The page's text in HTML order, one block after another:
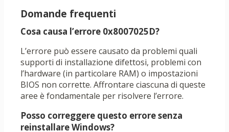
Domande frequenti
Cosa causa l’errore 0x8007025D?
L’errore può essere causato da problemi quali
supporti di installazione difettosi, problemi con
l’hardware (in particolare RAM) o impostazioni
BIOS non corrette. Affrontare ciascuna di queste
aree è fondamentale per risolvere l’errore.
Posso correggere questo errore senza
reinstallare Windows?